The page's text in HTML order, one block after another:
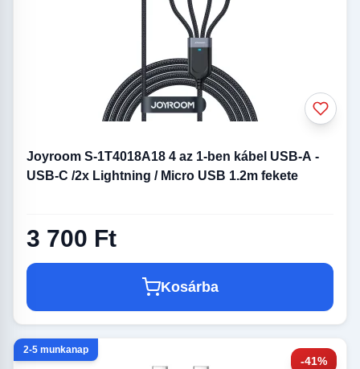
Joyroom S-1T4018A18 4 az 1-ben kábel USB-A -
USB-C /2x Lightning / Micro USB 1.2m fekete
3 700 Ft
Kosárba
-41%
2-5 munkanap